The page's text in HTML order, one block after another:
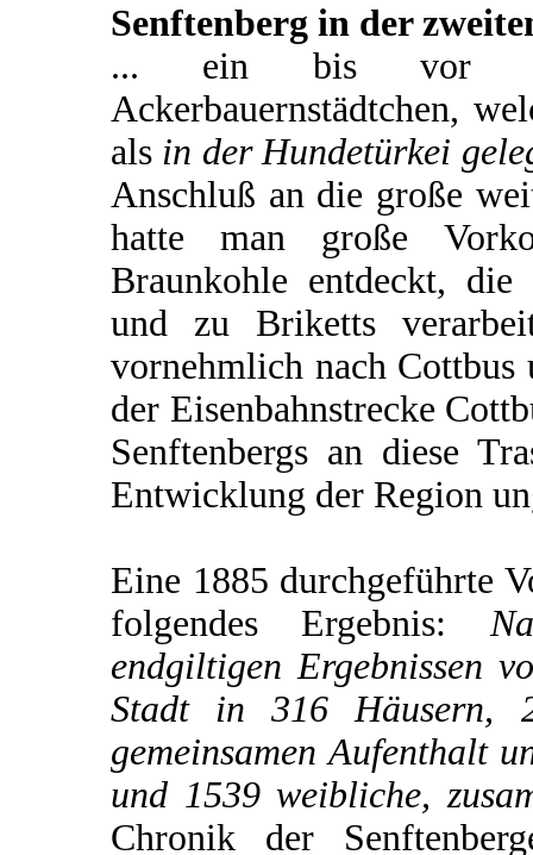
Senftenberg in der
... ein bis vor
Ackerbauernstädtchen,
als in der Hundetürkei
Anschluß an die große
hatte man große
Braunkohle entdeckt, die
und zu Briketts
vornehmlich nach
der Eisenbahnstrecke
Senftenbergs an diese
Entwicklung der Region
Eine 1885 durchgeführte
folgendes Ergebnis:
endgiltigen Ergebnissen
Stadt in 316 Häusern,
gemeinsamen Aufenthalt
und 1539 weibliche,
Chronik der